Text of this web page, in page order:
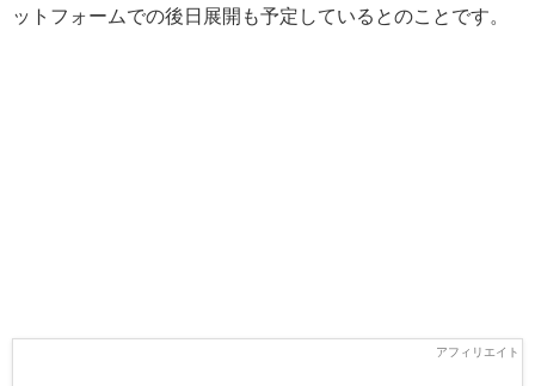
ットフォームでの後日展開も予定しているとのことです。